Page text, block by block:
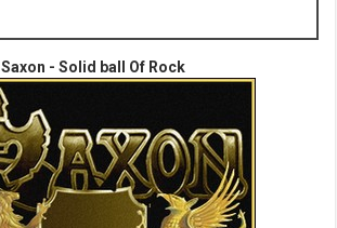
Saxon - Solid ball Of Rock